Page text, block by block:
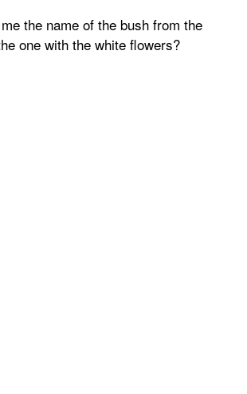
the name of the bush from the
one with the white flowers?